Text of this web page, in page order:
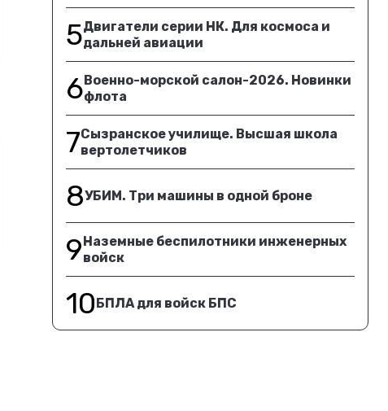
5Двигатели серии НК. Для космоса и
дальней авиации
6Военно-морской салон-2026. Новинки
флота
7Сызранское училище. Высшая школа
вертолетчиков
8УБИМ. Три машины в одной броне
9Наземные беспилотники инженерных
войск
10БПЛА для войск БПС